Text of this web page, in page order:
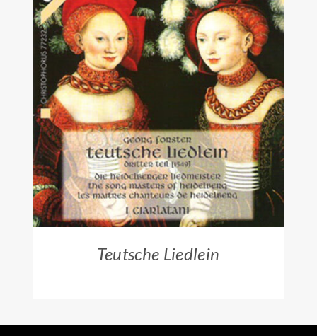
ZUM HÄNDLER
/
DETAILS
Teutsche Liedlein